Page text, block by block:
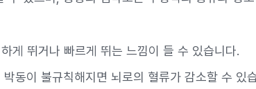
게 뛰거나 빠르게 뛰는 느낌이 들 수 있습니다.
박동이 불규칙해지면 뇌로의 혈류가 감소할 수 있